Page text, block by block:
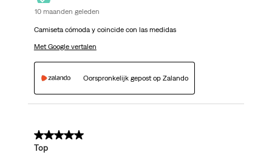
10 maanden geleden
Camiseta cómoda y coincide con las medidas
Met Google vertalen
Oorspronkelijk gepost op Zalando
5 van 5 sterren.
Top